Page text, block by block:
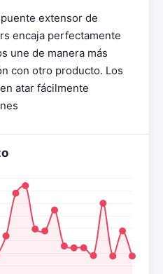
extensor de
encaja perfectamente
une de manera más
con otro producto. Los
atar fácilmente